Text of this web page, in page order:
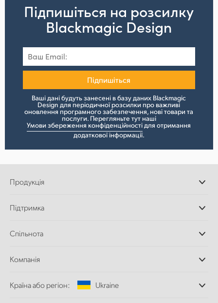
Підпишіться на розсилку
Blackmagic Design
Підпишіться
Ваші дані будуть занесені в базу даних Blackmagic
Design для періодичної розсилки про важливі
оновлення програмного забезпечення, нові товари та
послуги. Перегляньте тут нашi
Умови збереження конфіденційностідля отримання
додаткової інформації.
Продукція
Додатки DaVinci
Відеомікшери ATEM
Дискові рекордери
та відтворення
Підтримка
Центр підтримки
Спільнота
Компанія
Про нас
Країна або регіон: Ukraine